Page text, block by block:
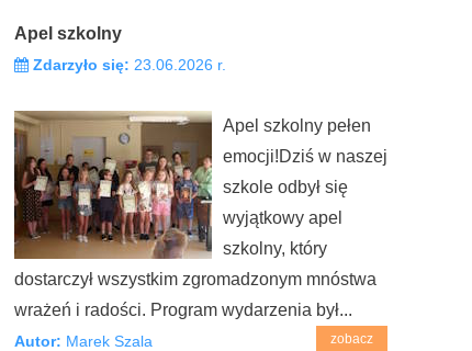
Apel szkolny
Zdarzyło się: 23.06.2026 r.
Apel szkolny pełen
emocji!Dziś w naszej
szkole odbył się
wyjątkowy apel
szkolny, który
dostarczył wszystkim zgromadzonym mnóstwa
wrażeń i radości. Program wydarzenia był...
zobacz
Autor: Marek Szala